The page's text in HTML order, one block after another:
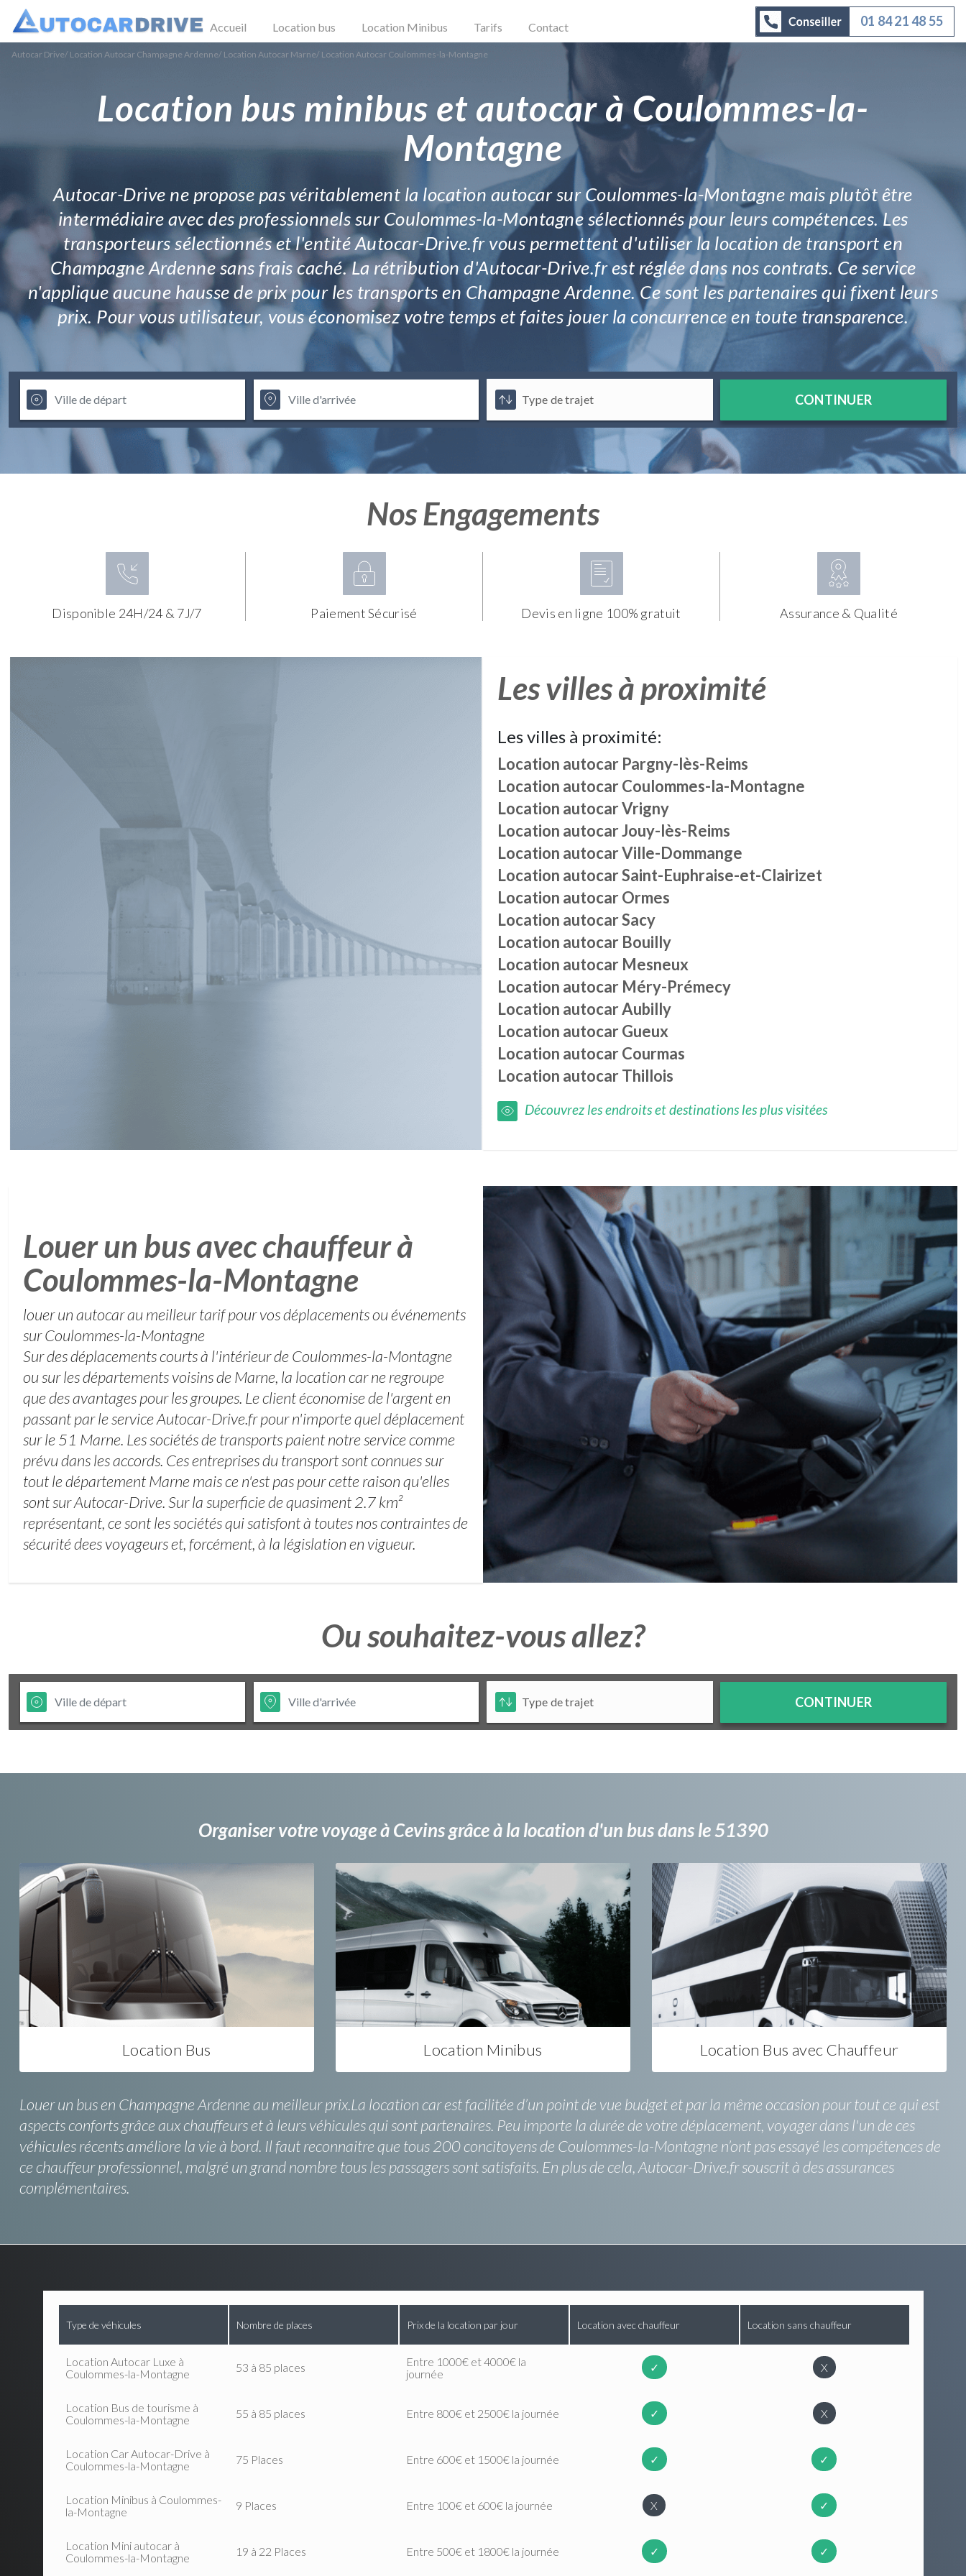
Accueil Location bus Location Minibus Tarifs Contact 01 84 21 48 55
Autocar Drive/ Location Autocar Champagne Ardenne/ Location Autocar Marne/ Location Autocar Coulommes-la-Montagne
Location bus minibus et autocar à Coulommes-la-
Montagne
Autocar-Drive ne propose pas véritablement la location autocar sur Coulommes-la-Montagne mais plutôt être
intermédiaire avec des professionnels sur Coulommes-la-Montagne sélectionnés pour leurs compétences. Les
transporteurs sélectionnés et l'entité Autocar-Drive.fr vous permettent d'utiliser la location de transport en
Champagne Ardenne sans frais caché. La rétribution d'Autocar-Drive.fr est réglée dans nos contrats. Ce service
n'applique aucune hausse de prix pour les transports en Champagne Ardenne. Ce sont les partenaires qui fixent leurs
prix. Pour vous utilisateur, vous économisez votre temps et faites jouer la concurrence en toute transparence.
CONTINUER
Nos Engagements
Disponible 24H/24 & 7J/7 Paiement Sécurisé Devis en ligne 100% gratuit Assurance & Qualité
Les villes à proximité
Les villes à proximité:
Location autocar Pargny-lès-Reims
Location autocarCoulommes-la-Montagne
Location autocarVrigny
Location autocarJouy-lès-Reims
Location autocarVille-Dommange
Location autocarSaint-Euphraise-et-Clairizet
Location autocarOrmes
Location autocarSacy
Location autocar Bouilly
Location autocar Mesneux
Location autocar Méry-Prémecy
Location autocarAubilly
Location autocarGueux
Location autocarCourmas
Location autocarThillois
Découvrez les endroits et destinations les plus visitées
Louer un bus avec chauffeur à
Coulommes-la-Montagne
louer un autocar au meilleur tarif pour vos déplacements ou événements
sur Coulommes-la-Montagne
Sur des déplacements courts à l'intérieur de Coulommes-la-Montagne
ou sur les départements voisins de Marne, la location car ne regroupe
que des avantages pour les groupes. Le client économise de l'argent en
passant par le service Autocar-Drive.fr pour n'importe quel déplacement
sur le 51 Marne. Les sociétés de transports paient notre service comme
prévu dans les accords. Ces entreprises du transport sont connues sur
tout le département Marne mais ce n'est pas pour cette raison qu'elles
sont sur Autocar-Drive. Sur la superficie de quasiment 2.7 km²
représentant, ce sont les sociétés qui satisfont à toutes nos contraintes de
sécurité dees voyageurs et, forcément, à la législation en vigueur.
Ou souhaitez-vous allez?
CONTINUER
Organiser votre voyage à Cevins grâce à la location d'un bus dans le 51390
Location Bus Location Minibus Location Bus avec Chauffeur
Louer un bus en Champagne Ardenne au meilleur prix.La location car est facilitée d’un point de vue budget et par la même occasion pour tout ce qui est
aspects conforts grâce aux chauffeurs et à leurs véhicules qui sont partenaires. Peu importe la durée de votre déplacement, voyager dans l'un de ces
véhicules récents améliore la vie à bord. Il faut reconnaitre que tous 200 concitoyens de Coulommes-la-Montagne n’ont pas essayé les compétences de
ce chauffeur professionnel, malgré un grand nombre tous les passagers sont satisfaits. En plus de cela, Autocar-Drive.fr souscrit à des assurances
complémentaires.
Type de véhicules Nombre de places Prix de la location par jour Location avec chauffeur Location sans chauffeur
Location Autocar Luxe à
Coulommes-la-Montagne
53 à 85 places
Entre 1000€ et 4000€ la
journée
✓ X
Location Bus de tourisme à
Coulommes-la-Montagne
55 à 85 places Entre 800€ et 2500€ la journée ✓ X
Location Car Autocar-Drive à
Coulommes-la-Montagne
75 Places Entre 600€ et 1500€ la journée ✓ ✓
Location Minibus à Coulommes-
la-Montagne
9 Places Entre 100€ et 600€ la journée X ✓
Location Mini autocar à
Coulommes-la-Montagne
19 à 22 Places Entre 500€ et 1800€ la journée ✓ ✓